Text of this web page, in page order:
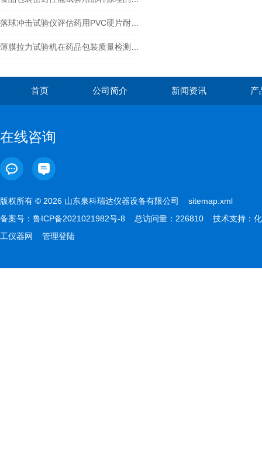
首页 公司简介 新闻资讯 产
在线咨询
版权所有 © 2026 山东泉科瑞达仪器设备有限公司 sitemap.xml
备案号： 鲁ICP备2021021982号-8 总访问量：226810 技术支持： 化
工仪器网
管理登陆